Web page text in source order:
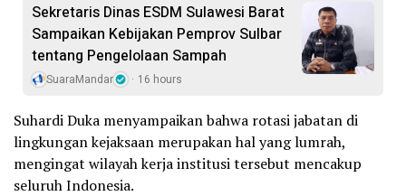
Sekretaris Dinas ESDM Sulawesi Barat
Sampaikan Kebijakan Pemprov Sulbar
tentang Pengelolaan Sampah
SuaraMandar 16 hours
Suhardi Duka menyampaikan bahwa rotasi jabatan di
lingkungan kejaksaan merupakan hal yang lumrah,
mengingat wilayah kerja institusi tersebut mencakup
seluruh Indonesia.